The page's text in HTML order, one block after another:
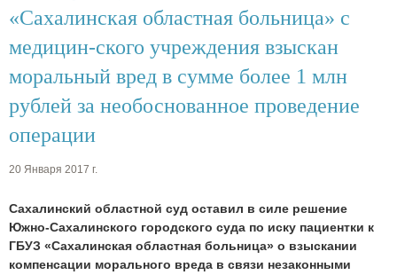
«Сахалинская областная больница» с
медицин-ского учреждения взыскан
моральный вред в сумме более 1 млн
рублей за необоснованное проведение
операции
20 Января 2017 г.
Сахалинский областной суд оставил в силе решение
Южно-Сахалинского городского суда по иску пациентки к
ГБУЗ «Сахалинская областная больница» о взыскании
компенсации морального вреда в связи незаконными